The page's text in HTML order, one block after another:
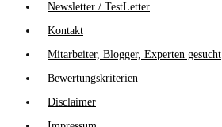
Newsletter / TestLetter
Kontakt
Mitarbeiter, Blogger, Experten gesucht
Bewertungskriterien
Disclaimer